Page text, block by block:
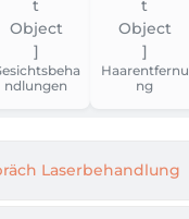
ndlungen
Haarentfernu
ng
Laserbehandlung